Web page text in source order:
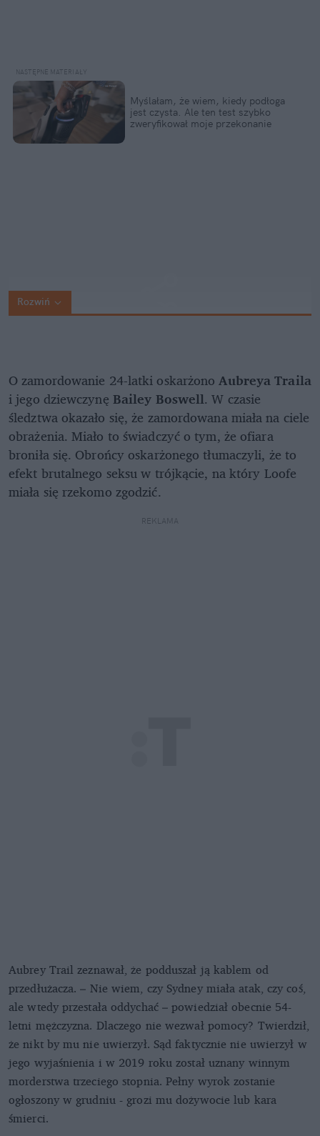
Myślałam, że wiem, kiedy podłoga
jest czysta. Ale ten test szybko
zweryfikował moje przekonanie
Rozwiń
O zamordowanie 24-latki oskarżonoAubreya Traila
i jego dziewczynę Bailey Boswell. W czasie
śledztwa okazało się, że zamordowana miała na ciele
obrażenia. Miało to świadczyć o tym, że ofiara
broniła się. Obrońcy oskarżonego tłumaczyli, że to
efekt brutalnego seksu w trójkącie, na który Loofe
miała się rzekomo zgodzić.
REKLAMA
Aubrey Trail zeznawał, że podduszał ją kablem od
przedłużacza. – Nie wiem, czy Sydney miała atak, czy coś,
ale wtedy przestała oddychać – powiedział obecnie 54-
letni mężczyzna. Dlaczego nie wezwał pomocy? Twierdził,
że nikt by mu nie uwierzył. Sąd faktycznie nie uwierzył w
jego wyjaśnienia i w 2019 roku został uznany winnym
morderstwa trzeciego stopnia. Pełny wyrok zostanie
ogłoszony w grudniu - grozi mu dożywocie lub kara
śmierci.